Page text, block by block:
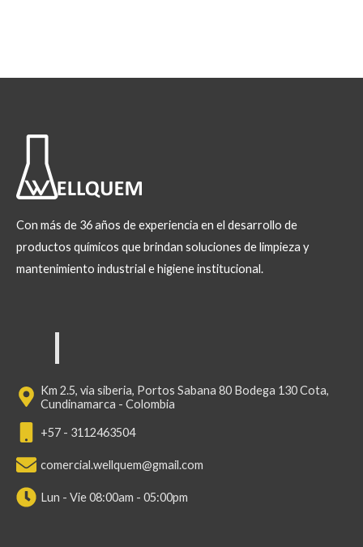
Con más de 36 años de experiencia en el desarrollo de
productos químicos que brindan soluciones de limpieza y
mantenimiento industrial e higiene institucional.
Km 2.5, via siberia, Portos Sabana 80 Bodega 130 Cota,
Cundinamarca - Colombia
+57 - 3112463504
comercial.wellquem@gmail.com
Lun - Vie 08:00am - 05:00pm